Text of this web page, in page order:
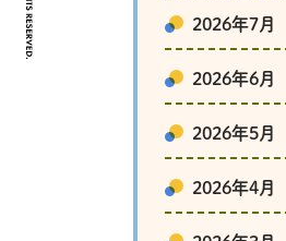
2026年7月
2026年6月
2026年5月
2026年4月